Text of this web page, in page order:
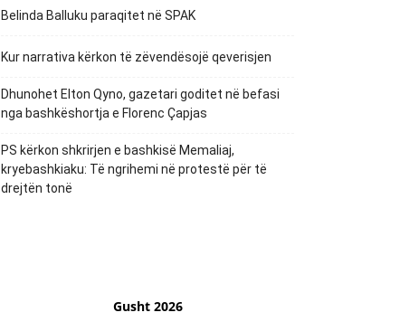
Belinda Balluku paraqitet në SPAK
Kur narrativa kërkon të zëvendësojë qeverisjen
Dhunohet Elton Qyno, gazetari goditet në befasi
nga bashkëshortja e Florenc Çapjas
PS kërkon shkrirjen e bashkisë Memaliaj,
kryebashkiaku: Të ngrihemi në protestë për të
drejtën tonë
Gusht 2026